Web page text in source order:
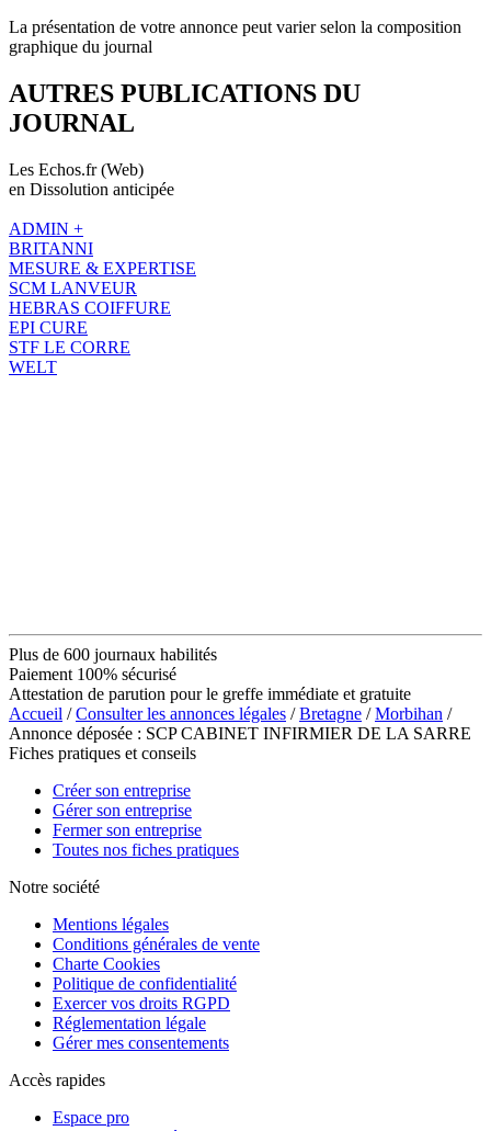
La présentation de votre annonce peut varier selon la composition
graphique du journal
AUTRES PUBLICATIONS DU
JOURNAL
Les Echos.fr (Web)
en Dissolution anticipée
ADMIN +
BRITANNI
MESURE & EXPERTISE
SCM LANVEUR
HEBRAS COIFFURE
EPI CURE
STF LE CORRE
WELT
Plus de 600 journaux habilités
Paiement 100% sécurisé
Attestation de parution pour le greffe immédiate et gratuite
Accueil /Consulter les annonces légales /Bretagne /Morbihan /
Annonce déposée : SCP CABINET INFIRMIER DE LA SARRE
Fiches pratiques et conseils
Créer son entreprise
Gérer son entreprise
Fermer son entreprise
Toutes nos fiches pratiques
Notre société
Mentions légales
Conditions générales de vente
Charte Cookies
Politique de confidentialité
Exercer vos droits RGPD
Réglementation légale
Gérer mes consentements
Accès rapides
Espace pro